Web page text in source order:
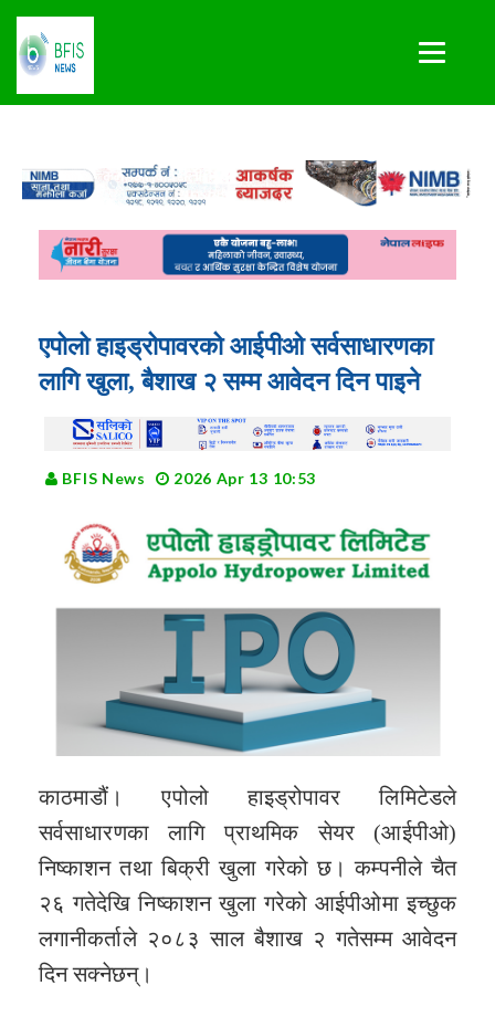
एपोलो हाइड्रोपावरको आईपीओ सर्वसाधारणका
लागि खुला, बैशाख २ सम्म आवेदन दिन पाइने
BFIS News 2026 Apr 13 10:53
काठमाडौं। एपोलो हाइड्रोपावर लिमिटेडले
सर्वसाधारणका लागि प्राथमिक सेयर (आईपीओ)
निष्काशन तथा बिक्री खुला गरेको छ। कम्पनीले चैत
२६ गतेदेखि निष्काशन खुला गरेको आईपीओमा इच्छुक
लगानीकर्ताले २०८३ साल बैशाख २ गतेसम्म आवेदन
दिन सक्नेछन्।